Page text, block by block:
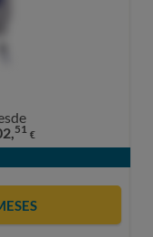
51 €